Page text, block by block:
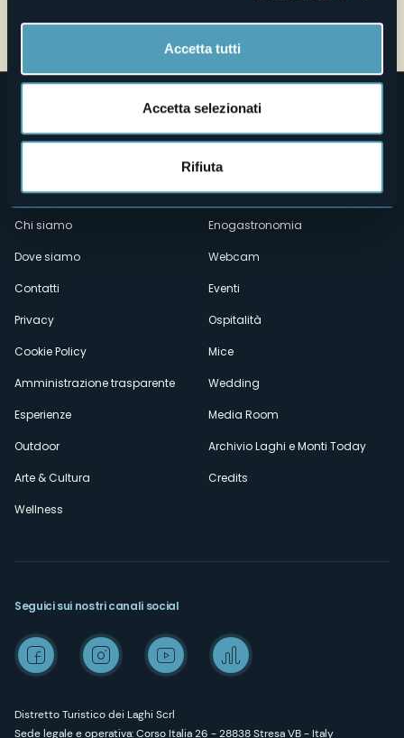
Accetta tutti
Accetta selezionati
Rifiuta
Menù
secondario
Chi siamo
Dove siamo
Contatti
Privacy
Cookie Policy
Amministrazione trasparente
Esperienze
Outdoor
Arte & Cultura
Wellness
Enogastronomia
Webcam
Eventi
Ospitalità
Mice
Wedding
Media Room
Archivio Laghi e Monti Today
Credits
Distretto Turistico dei Laghi Scrl
Sede legale e operativa: Corso Italia 26 - 28838 Stresa VB - Italy
Seguici sui nostri canali social